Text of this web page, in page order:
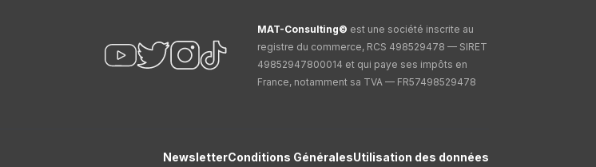
MAT-Consulting© est une société inscrite au
registre du commerce, RCS 498529478 — SIRET
49852947800014 et qui paye ses impôts en
France, notamment sa TVA — FR57498529478
NewsletterConditions GénéralesUtilisation des données